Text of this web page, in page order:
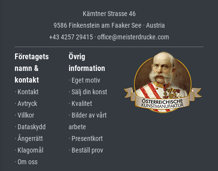
Kärntner Strasse 46
9586 Finkenstein am Faaker See · Austria
+43 4257 29415 · office@meisterdrucke.com
Företagets
namn &
kontakt
· Kontakt
· Avtryck
· Villkor
· Dataskydd
· Ångerrätt
· Klagomål
· Om oss
Övrig
information
· Eget motiv
· Sälj din konst
· Kvalitet
· Bilder av vårt
arbete
· Presentkort
· Beställ prov